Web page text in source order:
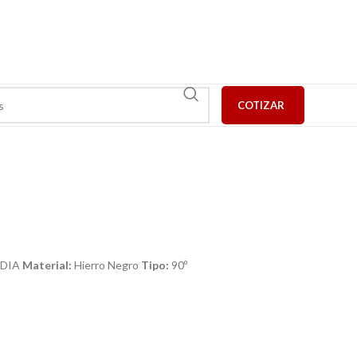
COTIZAR
Material: Hierro Negro Tipo: 90º